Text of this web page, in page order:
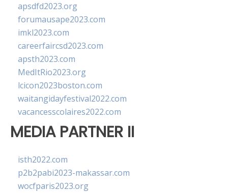
apsdfd2023.org
forumausape2023.com
imkl2023.com
careerfaircsd2023.com
apsth2023.com
MedItRio2023.org
lcicon2023boston.com
waitangidayfestival2022.com
vacancesscolaires2022.com
MEDIA PARTNER II
isth2022.com
p2b2pabi2023-makassar.com
wocfparis2023.org